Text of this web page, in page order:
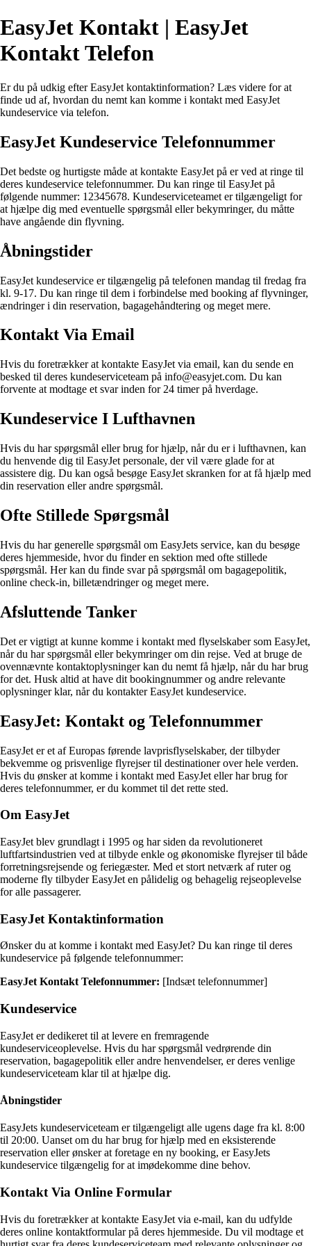
EasyJet Kontakt | EasyJet
Kontakt Telefon
Er du på udkig efter EasyJet kontaktinformation? Læs videre for at
finde ud af, hvordan du nemt kan komme i kontakt med EasyJet
kundeservice via telefon.
EasyJet Kundeservice Telefonnummer
Det bedste og hurtigste måde at kontakte EasyJet på er ved at ringe til
deres kundeservice telefonnummer. Du kan ringe til EasyJet på
følgende nummer: 12345678. Kundeserviceteamet er tilgængeligt for
at hjælpe dig med eventuelle spørgsmål eller bekymringer, du måtte
have angående din flyvning.
Åbningstider
EasyJet kundeservice er tilgængelig på telefonen mandag til fredag fra
kl. 9-17. Du kan ringe til dem i forbindelse med booking af flyvninger,
ændringer i din reservation, bagagehåndtering og meget mere.
Kontakt Via Email
Hvis du foretrækker at kontakte EasyJet via email, kan du sende en
besked til deres kundeserviceteam på info@easyjet.com. Du kan
forvente at modtage et svar inden for 24 timer på hverdage.
Kundeservice I Lufthavnen
Hvis du har spørgsmål eller brug for hjælp, når du er i lufthavnen, kan
du henvende dig til EasyJet personale, der vil være glade for at
assistere dig. Du kan også besøge EasyJet skranken for at få hjælp med
din reservation eller andre spørgsmål.
Ofte Stillede Spørgsmål
Hvis du har generelle spørgsmål om EasyJets service, kan du besøge
deres hjemmeside, hvor du finder en sektion med ofte stillede
spørgsmål. Her kan du finde svar på spørgsmål om bagagepolitik,
online check-in, billetændringer og meget mere.
Afsluttende Tanker
Det er vigtigt at kunne komme i kontakt med flyselskaber som EasyJet,
når du har spørgsmål eller bekymringer om din rejse. Ved at bruge de
ovennævnte kontaktoplysninger kan du nemt få hjælp, når du har brug
for det. Husk altid at have dit bookingnummer og andre relevante
oplysninger klar, når du kontakter EasyJet kundeservice.
EasyJet: Kontakt og Telefonnummer
EasyJet er et af Europas førende lavprisflyselskaber, der tilbyder
bekvemme og prisvenlige flyrejser til destinationer over hele verden.
Hvis du ønsker at komme i kontakt med EasyJet eller har brug for
deres telefonnummer, er du kommet til det rette sted.
Om EasyJet
EasyJet blev grundlagt i 1995 og har siden da revolutioneret
luftfartsindustrien ved at tilbyde enkle og økonomiske flyrejser til både
forretningsrejsende og feriegæster. Med et stort netværk af ruter og
moderne fly tilbyder EasyJet en pålidelig og behagelig rejseoplevelse
for alle passagerer.
EasyJet Kontaktinformation
Ønsker du at komme i kontakt med EasyJet? Du kan ringe til deres
kundeservice på følgende telefonnummer:
EasyJet Kontakt Telefonnummer: [Indsæt telefonnummer]
Kundeservice
EasyJet er dedikeret til at levere en fremragende
kundeserviceoplevelse. Hvis du har spørgsmål vedrørende din
reservation, bagagepolitik eller andre henvendelser, er deres venlige
kundeserviceteam klar til at hjælpe dig.
Åbningstider
EasyJets kundeserviceteam er tilgængeligt alle ugens dage fra kl. 8:00
til 20:00. Uanset om du har brug for hjælp med en eksisterende
reservation eller ønsker at foretage en ny booking, er EasyJets
kundeservice tilgængelig for at imødekomme dine behov.
Kontakt Via Online Formular
Hvis du foretrækker at kontakte EasyJet via e-mail, kan du udfylde
deres online kontaktformular på deres hjemmeside. Du vil modtage et